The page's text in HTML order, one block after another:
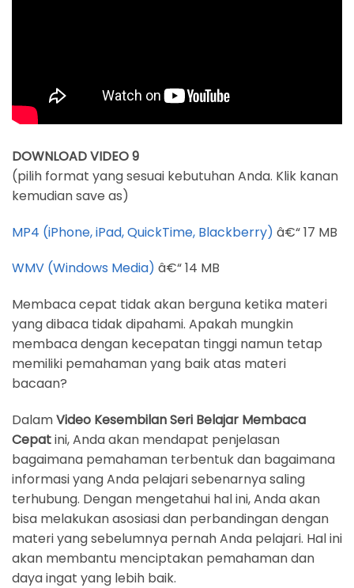
DOWNLOAD VIDEO 9
(pilih format yang sesuai kebutuhan Anda. Klik kanan
kemudian save as)
MP4 (iPhone, iPad, QuickTime, Blackberry) â€“ 17 MB
WMV (Windows Media) â€“ 14 MB
Membaca cepat tidak akan berguna ketika materi
yang dibaca tidak dipahami. Apakah mungkin
membaca dengan kecepatan tinggi namun tetap
memiliki pemahaman yang baik atas materi
bacaan?
DalamVideo Kesembilan Seri Belajar Membaca
Cepatini, Anda akan mendapat penjelasan
bagaimana pemahaman terbentuk dan bagaimana
informasi yang Anda pelajari sebenarnya saling
terhubung. Dengan mengetahui hal ini, Anda akan
bisa melakukan asosiasi dan perbandingan dengan
materi yang sebelumnya pernah Anda pelajari. Hal ini
akan membantu menciptakan pemahaman dan
daya ingat yang lebih baik.